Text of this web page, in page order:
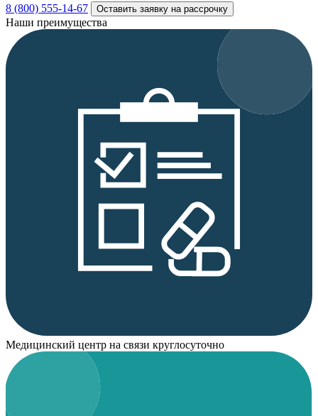
8 (800) 555-14-67 Оставить заявку на рассрочку
Наши преимущества
Медицинский центр на связи круглосуточно